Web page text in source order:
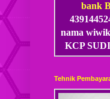
bank
nama
KCP
Tehnik